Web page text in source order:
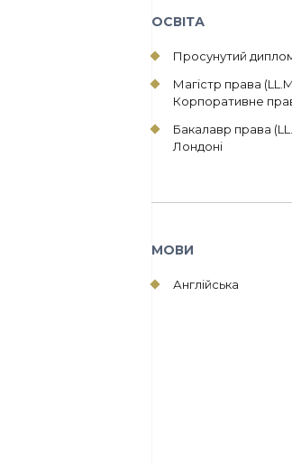
ОСВІТА
Просунутий
Магістр права
Корпоративне
Бакалавр права
Лондоні
МОВИ
Англійська